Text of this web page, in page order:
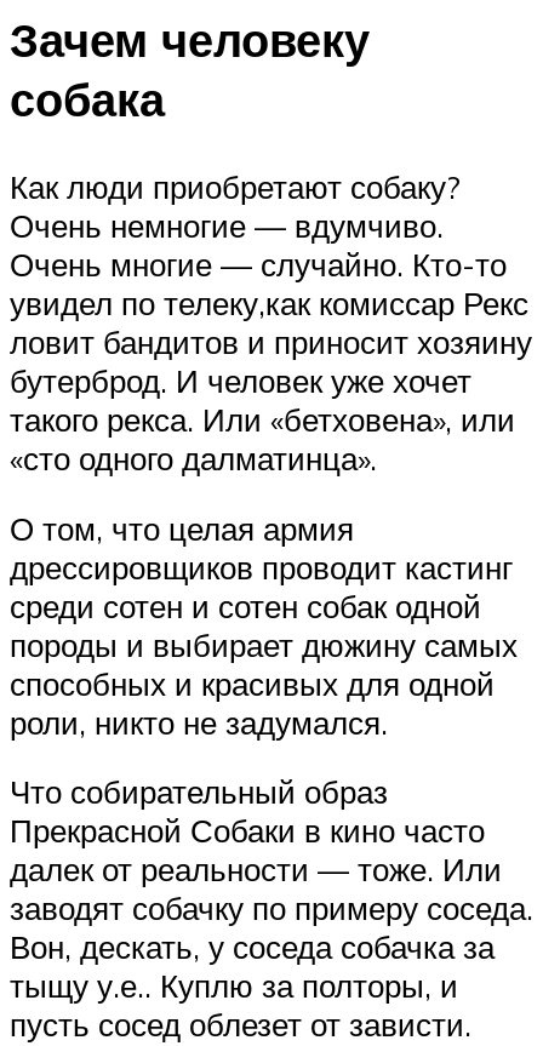
Зачем человеку
собака
Как люди приобретают собаку?
Очень немногие — вдумчиво.
Очень многие — случайно. Кто-то
увидел по телеку,как комиссар Рекс
ловит бандитов и приносит хозяину
бутерброд. И человек уже хочет
такого рекса. Или «бетховена», или
«сто одного далматинца».
О том, что целая армия
дрессировщиков проводит кастинг
среди сотен и сотен собак одной
породы и выбирает дюжину самых
способных и красивых для одной
роли, никто не задумался.
Что собирательный образ
Прекрасной Собаки в кино часто
далек от реальности — тоже. Или
заводят собачку по примеру соседа.
Вон, дескать, у соседа собачка за
тыщу у.е.. Куплю за полторы, и
пусть сосед облезет от зависти.